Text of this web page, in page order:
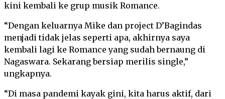
kini kembali ke grup musik Romance.
“Dengan keluarnya Mike dan project D’Bagindas
menjadi tidak jelas seperti apa, akhirnya saya
kembali lagi ke Romance yang sudah bernaung di
Nagaswara. Sekarang bersiap merilis single,”
ungkapnya.
“Di masa pandemi kayak gini, kita harus aktif, dari